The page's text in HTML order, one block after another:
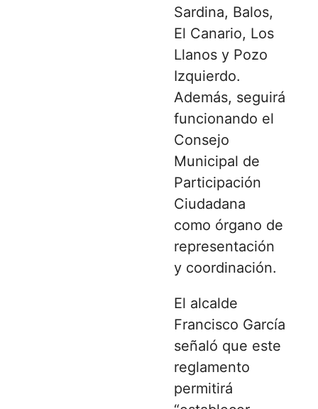
Sardina, Balos,
El Canario, Los
Llanos y Pozo
Izquierdo.
Además, seguirá
funcionando el
Consejo
Municipal de
Participación
Ciudadana
como órgano de
representación
y coordinación.
El alcalde
Francisco García
señaló que este
reglamento
permitirá